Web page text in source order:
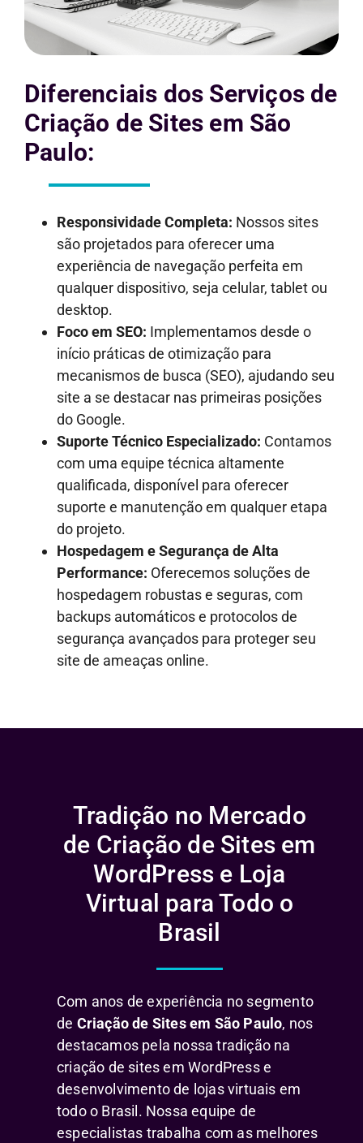
Diferenciais dos Serviços de
Criação de Sites em São
Paulo:
Responsividade Completa: Nossos sites
são projetados para oferecer uma
experiência de navegação perfeita em
qualquer dispositivo, seja celular, tablet ou
desktop.
Foco em SEO: Implementamos desde o
início práticas de otimização para
mecanismos de busca (SEO), ajudando seu
site a se destacar nas primeiras posições
do Google.
Suporte Técnico Especializado: Contamos
com uma equipe técnica altamente
qualificada, disponível para oferecer
suporte e manutenção em qualquer etapa
do projeto.
Hospedagem e Segurança de Alta
Performance: Oferecemos soluções de
hospedagem robustas e seguras, com
backups automáticos e protocolos de
segurança avançados para proteger seu
site de ameaças online.
Tradição no Mercado
de Criação de Sites em
WordPress e Loja
Virtual para Todo o
Brasil
Com anos de experiência no segmento
de Criação de Sites em São Paulo, nos
destacamos pela nossa tradição na
criação de sites em WordPress e
desenvolvimento de lojas virtuais em
todo o Brasil. Nossa equipe de
especialistas trabalha com as melhores